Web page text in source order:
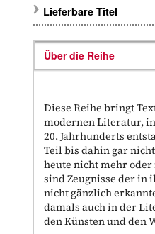
Lieferbare Titel
Über die Reihe
Diese Reihe bringt
modernen Literatur,
20. Jahrhunderts
Teil bis dahin gar
heute nicht mehr
sind Zeugnisse der in
nicht gänzlich
damals auch in der
den Künsten und den